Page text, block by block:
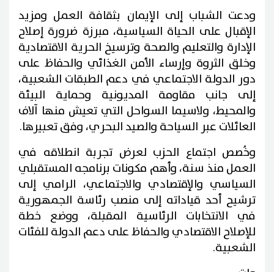
ودعت الشباب إلى الإيمان بثقافة العمل ومزيد
الإقبال على الحياة السياسية، مبرزة ضرورة إصلاح
الإدارة والتعليم والصحة وترسيخ الحرية الاقتصادية
وخلق الثروة وإرساء الأمن الغذائي والحفاظ على
دور الدولة الاجتماعي في دعم الطبقات الشعبية،
إلى جانب مقاومة المديونية وحماية البيئة
والمحيط، ولاسيما السواحل التي تعيش منها آلاف
العائلات عبر السياحة والصيد البحري، وفق تعبيرها.
وخُصص اجتماع الحزب لعرض تجربة انطلاقه في
العمل منذ سنة، وأهم مكونات برنامجه المستقبلي
السياسي والإقتصادي والاجتماعي، الرامي إلى
ترشيح أحد قياداته إلى منصب رئاسة الجمهورية
في الانتخابات الرئاسية المقبلة، ووضع خطة
للإصلاح الاقتصادي والحفاظ على دعم الدولة للفئات
الشعبية.